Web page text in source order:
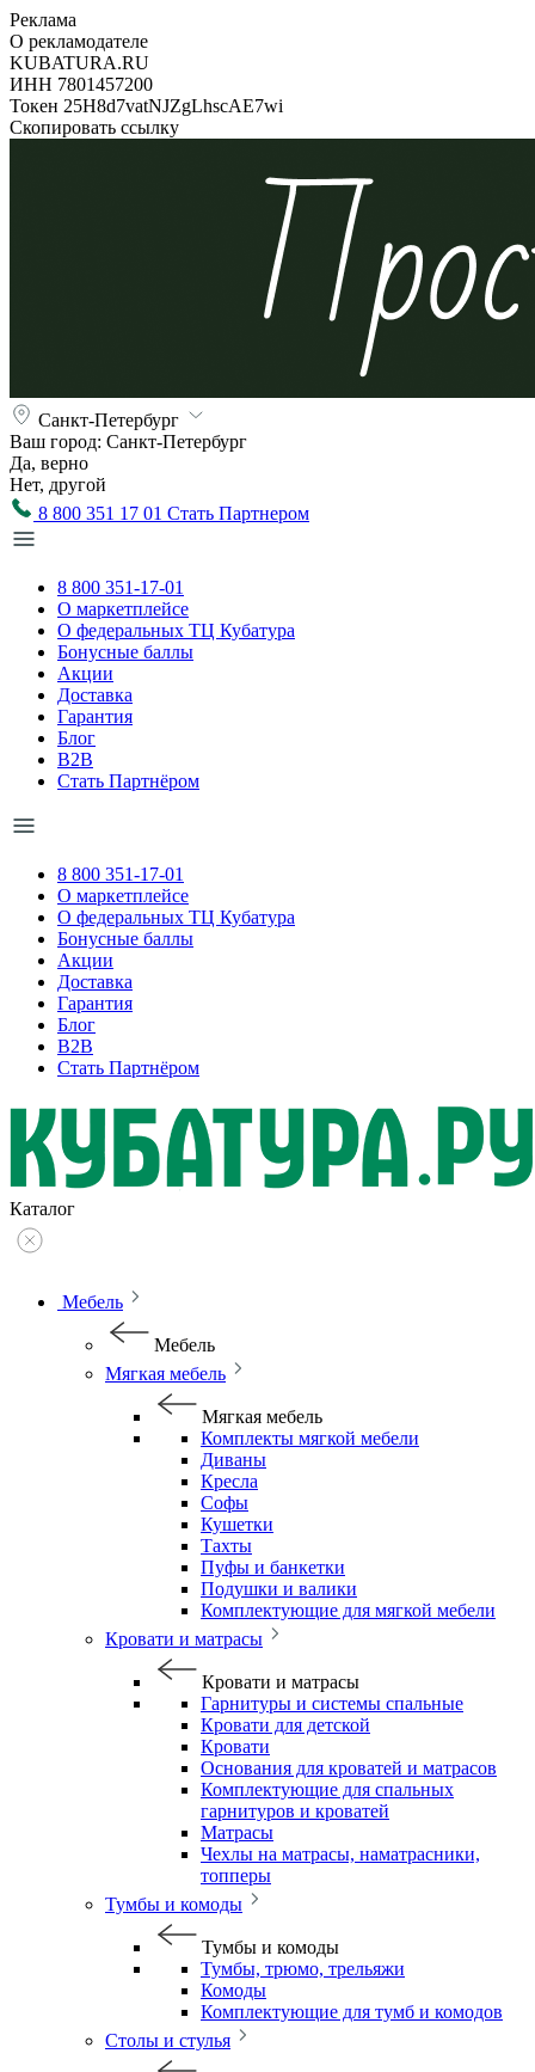
Реклама
О рекламодателе
KUBATURA.RU
ИНН 7801457200
Токен 25H8d7vatNJZgLhscAE7wi
Скопировать ссылку
Санкт-Петербург
Ваш город: Санкт-Петербург
Да, верно
Нет, другой
8 800 351 17 01 Стать Партнером
8 800 351-17-01
О маркетплейсе
О федеральных ТЦ Кубатура
Бонусные баллы
Акции
Доставка
Гарантия
Блог
B2B
Стать Партнёром
8 800 351-17-01
О маркетплейсе
О федеральных ТЦ Кубатура
Бонусные баллы
Акции
Доставка
Гарантия
Блог
B2B
Стать Партнёром
Каталог
Мебель
Мебель
Мягкая мебель
Мягкая мебель
Комплекты мягкой мебели
Диваны
Кресла
Софы
Кушетки
Тахты
Пуфы и банкетки
Подушки и валики
Комплектующие для мягкой мебели
Кровати и матрасы
Кровати и матрасы
Гарнитуры и системы спальные
Кровати для детской
Кровати
Основания для кроватей и матрасов
Комплектующие для спальных
гарнитуров и кроватей
Матрасы
Чехлы на матрасы, наматрасники,
топперы
Тумбы и комоды
Тумбы и комоды
Тумбы, трюмо, трельяжи
Комоды
Комплектующие для тумб и комодов
Столы и стулья